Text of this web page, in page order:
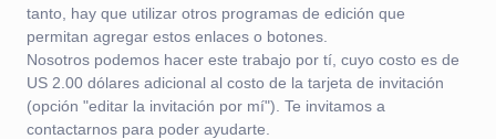
tanto, hay que utilizar otros programas de edición que
permitan agregar estos enlaces o botones.
Nosotros podemos hacer este trabajo por tí, cuyo costo es de
US 2.00 dólares adicional al costo de la tarjeta de invitación
(opción "editar la invitación por mí"). Te invitamos a
contactarnos para poder ayudarte.